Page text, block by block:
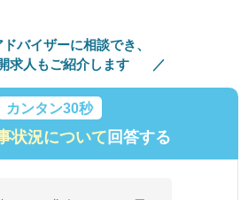
バイザーに相談でき、
求人もご紹介します
カンタン30秒
状況について回答する